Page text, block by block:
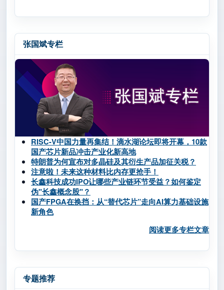
张国斌专栏
RISC-V中国力量再集结！滴水湖论坛即将开幕，10款
国产芯片新品冲击产业化新高地
特朗普为何宣布对多晶硅及其衍生产品加征关税？
注意啦！未来这种材料比内存更抢手！
长鑫科技成功IPO让哪些产业链环节受益？如何鉴定
伪"长鑫概念股"？
国产FPGA在换挡：从“替代芯片”走向AI算力基础设施
新角色
阅读更多专栏文章
专题推荐